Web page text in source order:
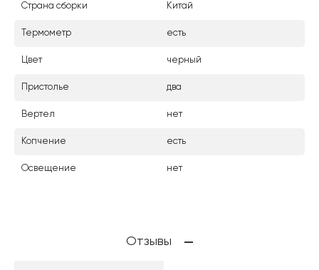
Страна сборки Китай
Термометр есть
Цвет черный
Пристолье два
Вертел нет
Копчение есть
Освещение нет
Отзывы